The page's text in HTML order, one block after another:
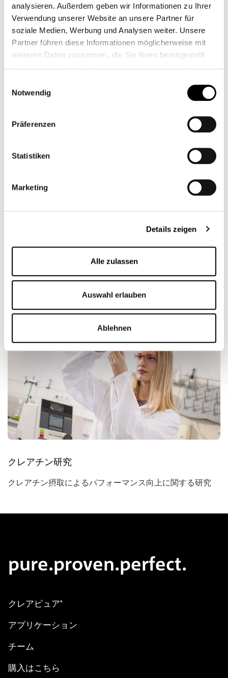
analysieren. Außerdem geben wir Informationen zu Ihrer
Verwendung unserer Website an unsere Partner für
soziale Medien, Werbung und Analysen weiter. Unsere
Partner führen diese Informationen möglicherweise mit
weiteren Daten zusammen, die Sie ihnen bereitgestellt
haben oder die sie im Rahmen Ihrer Nutzung der Dienste
Weitere Informationen finden Sie unter
Datenschutz
Notwendig
Präferenzen
Statistiken
Marketing
Details zeigen
Alle zulassen
Auswahl erlauben
Ablehnen
メーカーおよび再販業者向け
Creapure®は、99.9%純度の「Made in Germany」のクレ
アチンです。認証を受け、実績があり、世界中で需要があ
ります。単なる原材料以上の価値：プレミアムブランドに
Creapure® の承認シールは、ドイツ産のテスト済みクレア
チンであることを意味し、消費者にとっては明確な品質指
クレアチン研究
クレアチン摂取によるパフォーマンス向上に関する研究
pure.proven.perfect.
クレアピュア®
アプリケーション
チーム
購入はこちら